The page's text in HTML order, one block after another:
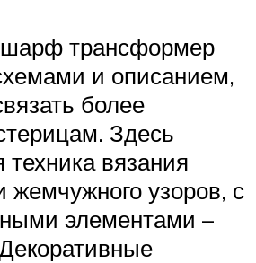
трансформер
и описанием,
более
Здесь
техника вязания
жемчужного узоров, с
элементами –